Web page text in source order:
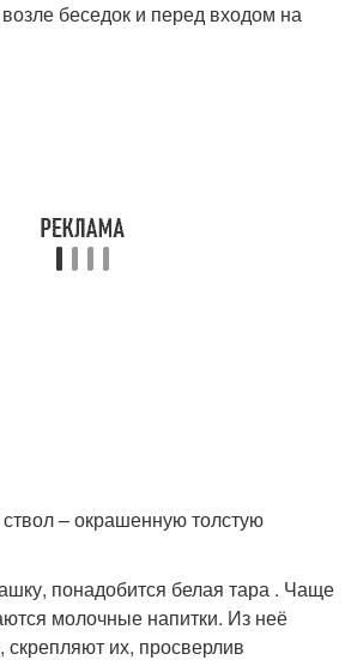
беседок и перед входом на
– окрашенную толстую
понадобится белая тара . Чаще
молочные напитки. Из неё
скрепляют их, просверлив